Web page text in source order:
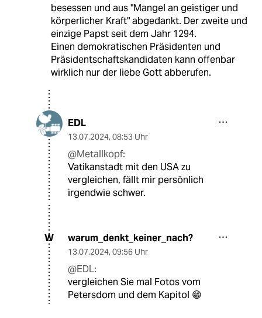
besessen und aus "Mangel an geistiger und
körperlicher Kraft" abgedankt. Der zweite und
einzige Papst seit dem Jahr 1294.
Einen demokratischen Präsidenten und
Präsidentschaftskandidaten kann offenbar
wirklich nur der liebe Gott abberufen.
EDL
13.07.2024, 08:53 Uhr
@Metallkopf:
Vatikanstadt mit den USA zu
vergleichen, fällt mir persönlich
irgendwie schwer.
W warum_denkt_keiner_nach?
13.07.2024, 09:56 Uhr
@EDL:
vergleichen Sie mal Fotos vom
Petersdom und dem Kapitol 😁